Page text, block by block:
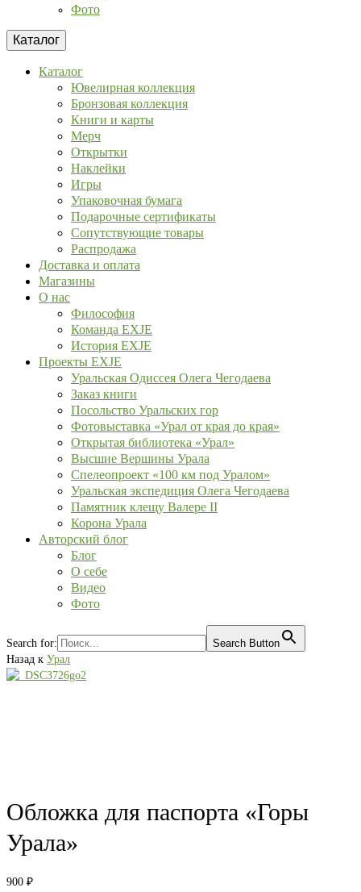
Фото
Каталог
Каталог
Ювелирная коллекция
Бронзовая коллекция
Книги и карты
Мерч
Открытки
Наклейки
Игры
Упаковочная бумага
Подарочные сертификаты
Сопутствующие товары
Распродажа
Доставка и оплата
Магазины
О нас
Философия
Команда EXJE
История EXJE
Проекты EXJE
Уральская Одиссея Олега Чегодаева
Заказ книги
Посольство Уральских гор
Фотовыставка «Урал от края до края»
Открытая библиотека «Урал»
Высшие Вершины Урала
Спелеопроект «100 км под Уралом»
Уральская экспедиция Олега Чегодаева
Памятник клещу Валере II
Корона Урала
Авторский блог
Блог
О себе
Видео
Фото
Search for:
Search Button
Назад к Урал
Обложка для паспорта «Горы
Урала»
900 ₽